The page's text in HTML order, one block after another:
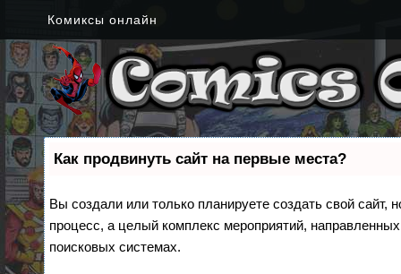
Комиксы онлайн
Как продвинуть сайт на первые места?
Вы создали или только планируете создать свой сайт,
процесс, а целый комплекс мероприятий,
поисковых системах.